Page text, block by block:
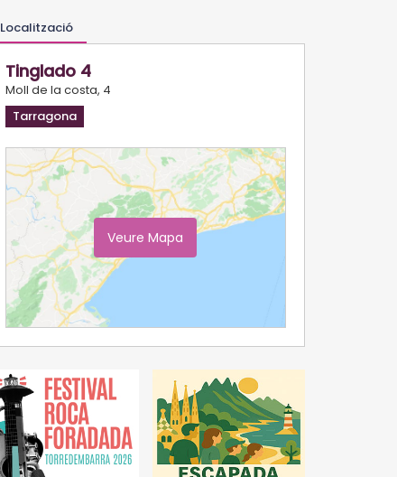
Localització
Tinglado 4
Moll de la costa, 4
Tarragona
Veure Mapa